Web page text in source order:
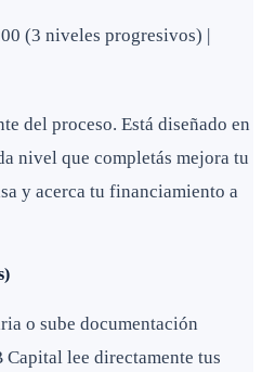
(3 niveles progresivos) |
del proceso. Está diseñado en
nivel que completás mejora tu
y acerca tu financiamiento a
o sube documentación
lee directamente tus